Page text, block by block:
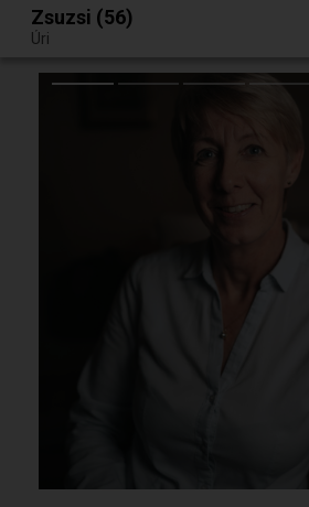
Egy jó randiból bármi lehet.
Zsuzsi (56)
Úri